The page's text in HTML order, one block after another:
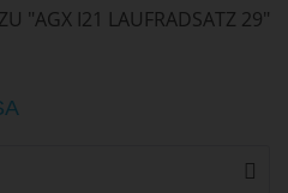
"AGX I21 LAUFRADSATZ 29"